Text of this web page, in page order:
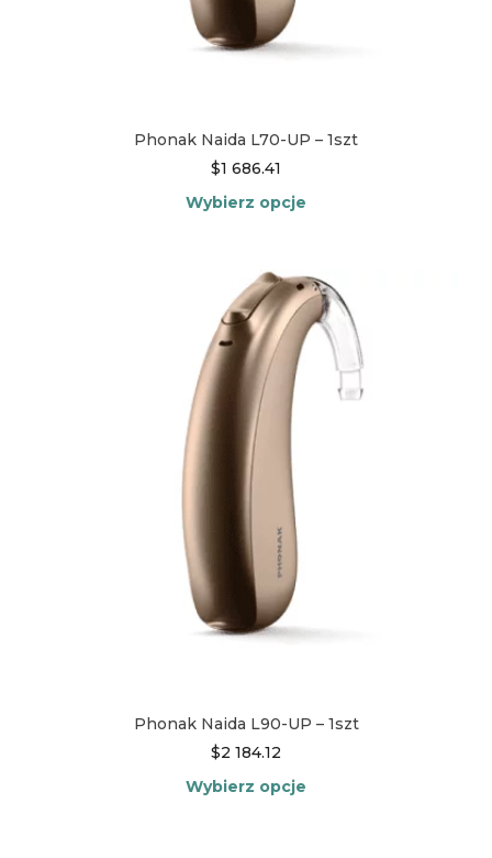
Phonak Naida L70-UP – 1szt
$1 686.41
Wybierz opcje
ma
wiele
wariantów.
Opcje
można
wybrać
na
stronie
produktu
Phonak Naida L90-UP – 1szt
$2 184.12
Wybierz opcje